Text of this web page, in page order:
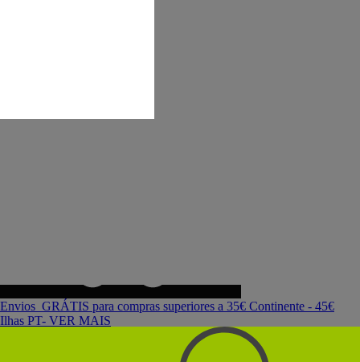
Envios GRÁTIS para compras superiores a 35€ Continente - 45€
Ilhas PT- VER MAIS